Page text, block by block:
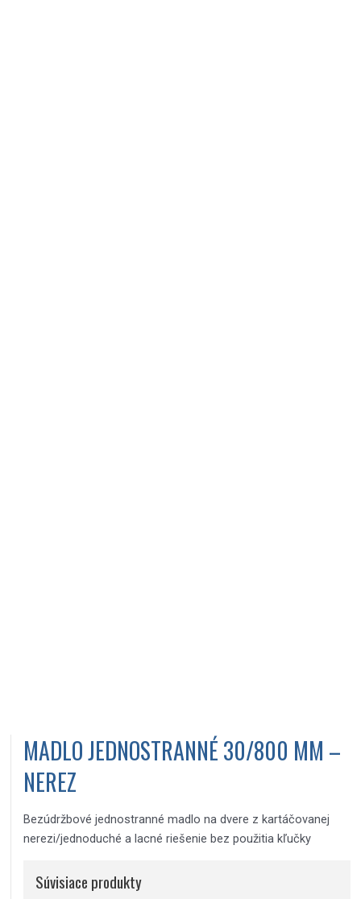
MADLO JEDNOSTRANNÉ 30/800 MM –
NEREZ
Bezúdržbové jednostranné madlo na dvere z kartáčovanej
nerezi/jednoduché a lacné riešenie bez použitia kľučky
Súvisiace produkty